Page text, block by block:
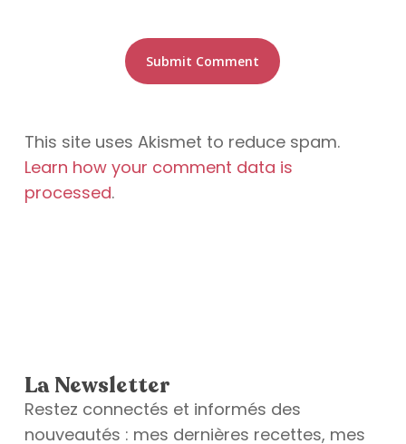
This site uses Akismet to reduce spam.
Learn how your comment data is
processed.
La Newsletter
Restez connectés et informés des
nouveautés : mes dernières recettes, mes